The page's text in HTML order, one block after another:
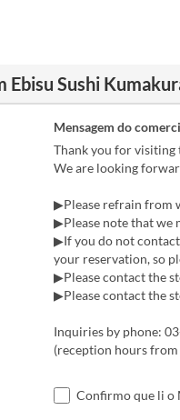
Ebisu Sushi
Mensagem do
Thank you for visiting
We are looking
▶Please refrain from
▶Please note that we
▶If you do not
your reservation, so
▶Please contact the
▶Please contact the
Inquiries by phone:
(reception hours
Confirmo que li o